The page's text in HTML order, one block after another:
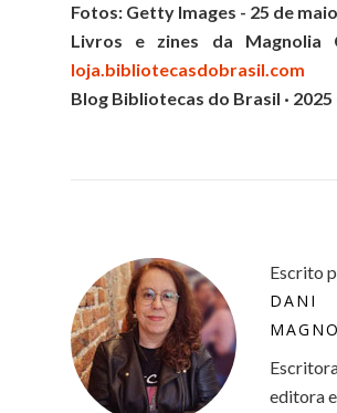
Fotos: Getty Images - 25 de
Livros e zines da Magnolia
loja.bibliotecasdobrasil.com
Blog Bibliotecas do Brasil · 2025
Escrito
DANI
editora